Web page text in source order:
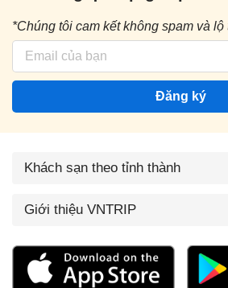
*Chúng tôi cam kết không spam và
Đăng ký
Khách sạn theo tỉnh thành
Giới thiệu VNTRIP